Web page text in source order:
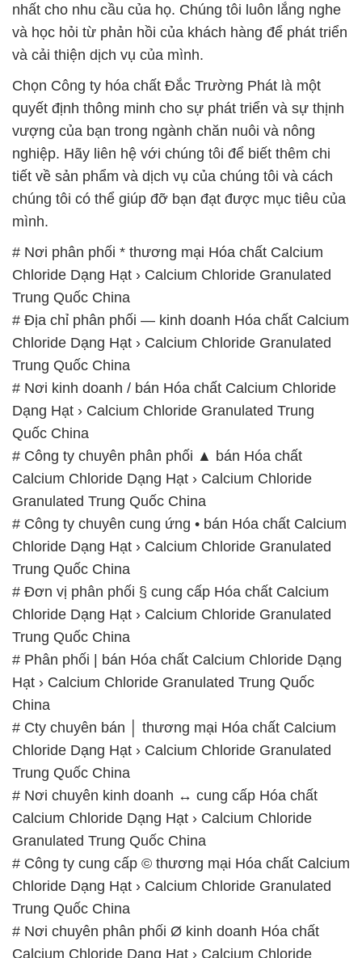
nhất cho nhu cầu của họ. Chúng tôi luôn lắng nghe
và học hỏi từ phản hồi của khách hàng để phát triển
và cải thiện dịch vụ của mình.
Chọn Công ty hóa chất Đắc Trường Phát là một
quyết định thông minh cho sự phát triển và sự thịnh
vượng của bạn trong ngành chăn nuôi và nông
nghiệp. Hãy liên hệ với chúng tôi để biết thêm chi
tiết về sản phẩm và dịch vụ của chúng tôi và cách
chúng tôi có thể giúp đỡ bạn đạt được mục tiêu của
mình.
# Nơi phân phối * thương mại Hóa chất Calcium
Chloride Dạng Hạt › Calcium Chloride Granulated
Trung Quốc China
# Địa chỉ phân phối — kinh doanh Hóa chất Calcium
Chloride Dạng Hạt › Calcium Chloride Granulated
Trung Quốc China
# Nơi kinh doanh / bán Hóa chất Calcium Chloride
Dạng Hạt › Calcium Chloride Granulated Trung
Quốc China
# Công ty chuyên phân phối ▲ bán Hóa chất
Calcium Chloride Dạng Hạt › Calcium Chloride
Granulated Trung Quốc China
# Công ty chuyên cung ứng • bán Hóa chất Calcium
Chloride Dạng Hạt › Calcium Chloride Granulated
Trung Quốc China
# Đơn vị phân phối § cung cấp Hóa chất Calcium
Chloride Dạng Hạt › Calcium Chloride Granulated
Trung Quốc China
# Phân phối | bán Hóa chất Calcium Chloride Dạng
Hạt › Calcium Chloride Granulated Trung Quốc
China
# Cty chuyên bán │ thương mại Hóa chất Calcium
Chloride Dạng Hạt › Calcium Chloride Granulated
Trung Quốc China
# Nơi chuyên kinh doanh ↔ cung cấp Hóa chất
Calcium Chloride Dạng Hạt › Calcium Chloride
Granulated Trung Quốc China
# Công ty cung cấp © thương mại Hóa chất Calcium
Chloride Dạng Hạt › Calcium Chloride Granulated
Trung Quốc China
# Nơi chuyên phân phối Ø kinh doanh Hóa chất
Calcium Chloride Dạng Hạt › Calcium Chloride